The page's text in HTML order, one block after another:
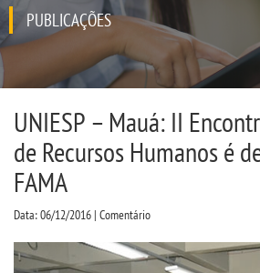
QUEM SOMOS
ESTÁGIOS
INFRAESTRUTURA
BIBLIOTECA
CPA
PUBLICAÇÕES
UNIESP – Mauá: II
de Recursos Humanos é
FAMA
Data: 06/12/2016 | Comentário